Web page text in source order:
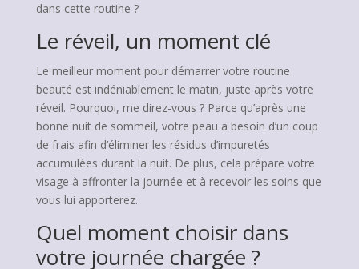
dans cette routine ?
Le réveil, un moment clé
Le meilleur moment pour démarrer votre routine
beauté est indéniablement le matin, juste après votre
réveil. Pourquoi, me direz-vous ? Parce qu’après une
bonne nuit de sommeil, votre peau a besoin d’un coup
de frais afin d’éliminer les résidus d’impuretés
accumulées durant la nuit. De plus, cela prépare votre
visage à affronter la journée et à recevoir les soins que
vous lui apporterez.
Quel moment choisir dans
votre journée chargée ?